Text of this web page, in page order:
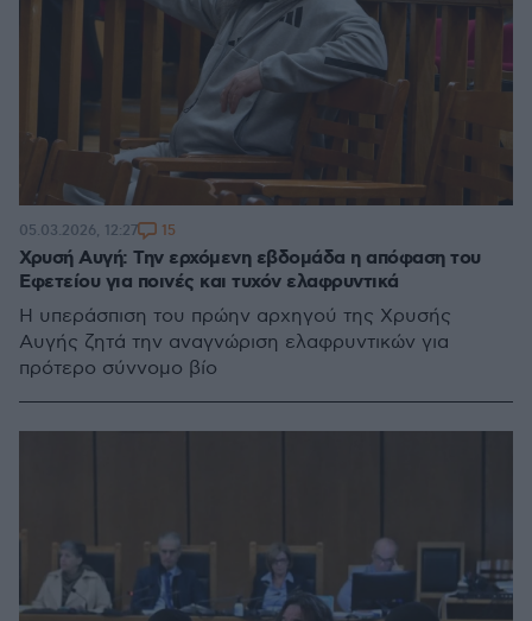
Χρυσή Αυγή: Την ερχόμενη εβδομάδα η απόφαση του
Εφετείου για ποινές και τυχόν ελαφρυντικά
Η υπεράσπιση του πρώην αρχηγού της Χρυσής
Αυγής ζητά την αναγνώριση ελαφρυντικών για
πρότερο σύννομο βίο
05.03.2026, 12:27 15